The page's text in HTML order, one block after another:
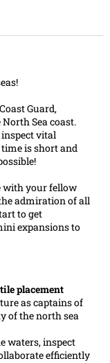
Guard,
Sea coast.
vital
is short and
with your fellow
admiration of all
to get
expansions to
placement
as captains of
of the north sea
waters, inspect
efficiently